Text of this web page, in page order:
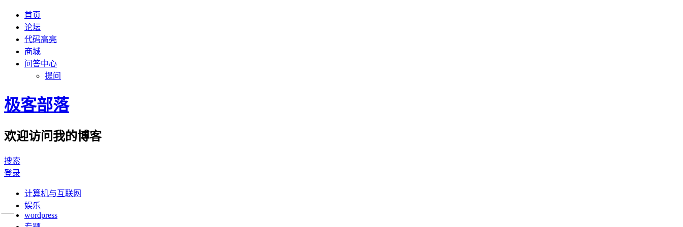
首页
论坛
代码高亮
商城
问答中心
提问
极客部落
欢迎访问我的博客
搜索
登录
计算机与互联网
娱乐
wordpress